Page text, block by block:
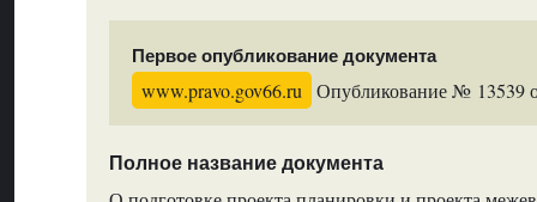
Первое опубликование документа
www.pravo.gov66.ru Опубликование № 13539
Полное название документа